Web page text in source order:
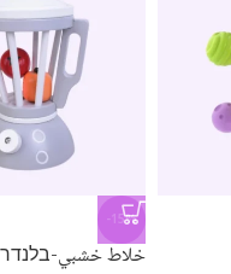
-15%
خلاط خشبي-בלנדר